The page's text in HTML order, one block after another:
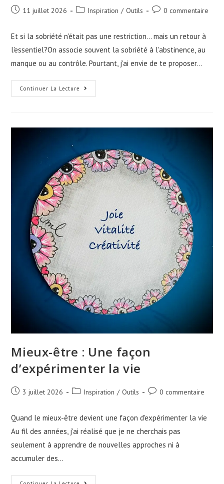
11 juillet 2026 Inspiration / Outils 0 commentaire
Et si la sobriété n'était pas une restriction… mais un retour à
l'essentiel?On associe souvent la sobriété à l'abstinence, au
manque ou au contrôle. Pourtant, j'ai envie de te proposer…
Continuer La Lecture
Mieux-être : Une façon
d’expérimenter la vie
3 juillet 2026 Inspiration / Outils 0 commentaire
Quand le mieux-être devient une façon d'expérimenter la vie
Au fil des années, j'ai réalisé que je ne cherchais pas
seulement à apprendre de nouvelles approches ni à
accumuler des…